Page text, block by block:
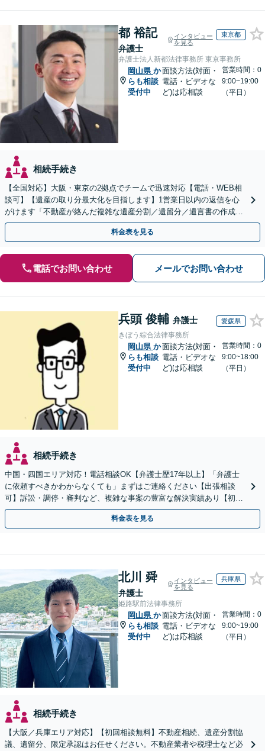
都 裕記
弁護士
インタビュー
を見る
東京都
弁護士法人新都法律事務所 東京事務所
岡山県 か
らも相談
受付中
面談方法(対面・
電話・ビデオな
ど)は応相談
営業時間：0
9:00~19:00
（平日）
相続手続き
【全国対応】大阪・東京の2拠点でチームで迅速対応【電話・WEB相
談可】【遺産の取り分最大化を目指します】1営業日以内の返信を心
がけます「不動産が絡んだ複雑な遺産分割／遺留分／遺言書の作成・
執行／事業承継など、お任せください」【休日相談あり】
料金表を見る
電話でお問い合わせ メールでお問い合わせ
兵頭 俊輔 弁護士 愛媛県
きぼう綜合法律事務所
岡山県 か
らも相談
受付中
面談方法(対面・
電話・ビデオな
ど)は応相談
営業時間：0
9:00~18:00
（平日）
相続手続き
中国・四国エリア対応！電話相談OK【弁護士歴17年以上】「弁護士
に依頼すべきかわからなくても」まずはご連絡ください【出張相談
可】訴訟・調停・審判など、複雑な事案の豊富な解決実績あり【初回
相談無料】初回面談のみで解決できるケースもあります
料金表を見る
北川 舜
弁護士
インタビュー
を見る
兵庫県
姫路駅前法律事務所
岡山県 か
らも相談
受付中
面談方法(対面・
電話・ビデオな
ど)は応相談
営業時間：0
9:00~19:00
（平日）
相続手続き
【大阪／兵庫エリア対応】【初回相談無料】不動産相続、遺産分割協
議、遺留分、限定承認はお任せください。不動産業者や税理士など必